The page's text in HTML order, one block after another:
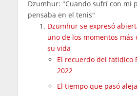
Dzumhur: "Cuando sufrí con mi
pensaba en el tenis"
Dzumhur se expresó
uno de los momentos más
su vida
El recuerdo del fatídico
2022
El tiempo que pasó